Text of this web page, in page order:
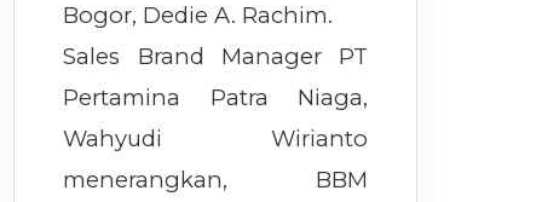
Bogor, Dedie A. Rachim.
Sales Brand Manager PT
Pertamina Patra Niaga,
Wahyudi Wirianto
menerangkan, BBM